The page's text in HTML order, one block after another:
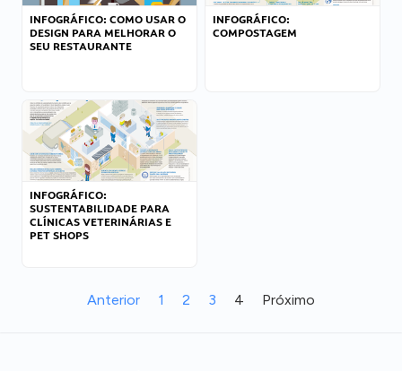
INFOGRÁFICO: COMO USAR O
DESIGN PARA MELHORAR O
SEU RESTAURANTE
INFOGRÁFICO:
COMPOSTAGEM
INFOGRÁFICO:
SUSTENTABILIDADE PARA
CLÍNICAS VETERINÁRIAS E
PET SHOPS
Anterior 1 2 3 4 Próximo